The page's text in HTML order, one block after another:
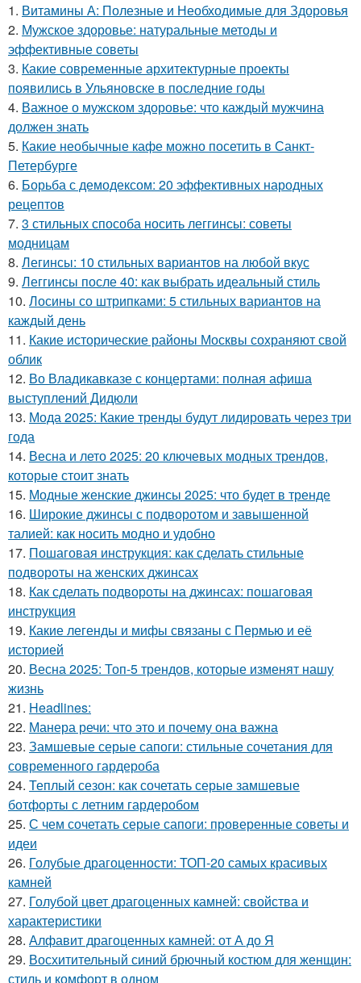
1. Витамины А: Полезные и Необходимые для Здоровья
2. Мужское здоровье: натуральные методы и
эффективные советы
3. Какие современные архитектурные проекты
появились в Ульяновске в последние годы
4. Важное о мужском здоровье: что каждый мужчина
должен знать
5. Какие необычные кафе можно посетить в Санкт-
Петербурге
6. Борьба с демодексом: 20 эффективных народных
рецептов
7. 3 стильных способа носить леггинсы: советы
модницам
8. Легинсы: 10 стильных вариантов на любой вкус
9. Леггинсы после 40: как выбрать идеальный стиль
10. Лосины со штрипками: 5 стильных вариантов на
каждый день
11. Какие исторические районы Москвы сохраняют свой
облик
12. Во Владикавказе с концертами: полная афиша
выступлений Дидюли
13. Мода 2025: Какие тренды будут лидировать через три
года
14. Весна и лето 2025: 20 ключевых модных трендов,
которые стоит знать
15. Модные женские джинсы 2025: что будет в тренде
16. Широкие джинсы с подворотом и завышенной
талией: как носить модно и удобно
17. Пошаговая инструкция: как сделать стильные
подвороты на женских джинсах
18. Как сделать подвороты на джинсах: пошаговая
инструкция
19. Какие легенды и мифы связаны с Пермью и её
историей
20. Весна 2025: Топ-5 трендов, которые изменят нашу
жизнь
21. Headlines:
22. Манера речи: что это и почему она важна
23. Замшевые серые сапоги: стильные сочетания для
современного гардероба
24. Теплый сезон: как сочетать серые замшевые
ботфорты с летним гардеробом
25. С чем сочетать серые сапоги: проверенные советы и
идеи
26. Голубые драгоценности: ТОП-20 самых красивых
камней
27. Голубой цвет драгоценных камней: свойства и
характеристики
28. Алфавит драгоценных камней: от А до Я
29. Восхитительный синий брючный костюм для женщин:
стиль и комфорт в одном